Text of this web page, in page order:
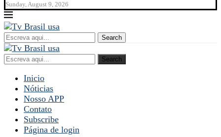
Sunday, August 9, 2026
Search
Search
Inicio
Nóticias
Nosso APP
Contato
Subscribe
Página de login